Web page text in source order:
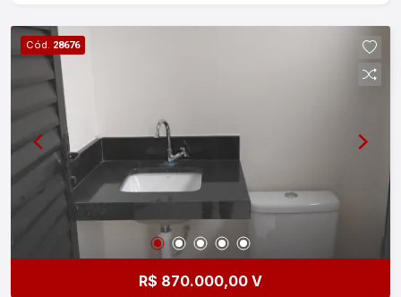
todos os cômodos. Projeto de iluminação. Jardim
de inverno. Portão automático. Para mais
informações ou agendar uma visita, entre em
contato!
Cód. 28676
R$ 870.000,00 V